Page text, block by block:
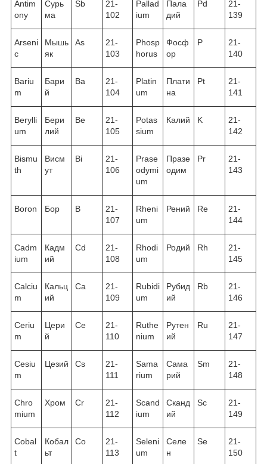
Antim
ony
Сурь
ма
Sb
21-
102
Pallad
ium
Пала
дий
Pd
21-
139
Arseni
c
Мышь
як
As
21-
103
Phosp
horus
Фосф
ор
P
21-
140
Bariu
m
Бари
й
Ba
21-
104
Platin
um
Плати
на
Pt
21-
141
Berylli
um
Бери
лий
Be
21-
105
Potas
sium
Калий K
21-
142
Bismu
th
Висм
ут
Bi
21-
106
Prase
odymi
um
Празе
одим
Pr
21-
143
Boron Бор B
21-
107
Rheni
um
Рений Re
21-
144
Cadm
ium
Кадм
ий
Cd
21-
108
Rhodi
um
Родий Rh
21-
145
Calciu
m
Кальц
ий
Ca
21-
109
Rubidi
um
Рубид
ий
Rb
21-
146
Ceriu
m
Цери
й
Ce
21-
110
Ruthe
nium
Рутен
ий
Ru
21-
147
Cesiu
m
Цезий Cs
21-
111
Sama
rium
Сама
рий
Sm
21-
148
Chro
mium
Хром Cr
21-
112
Scand
ium
Сканд
ий
Sc
21-
149
Cobal
t
Кобал
ьт
Co
21-
113
Seleni
um
Селе
н
Se
21-
150